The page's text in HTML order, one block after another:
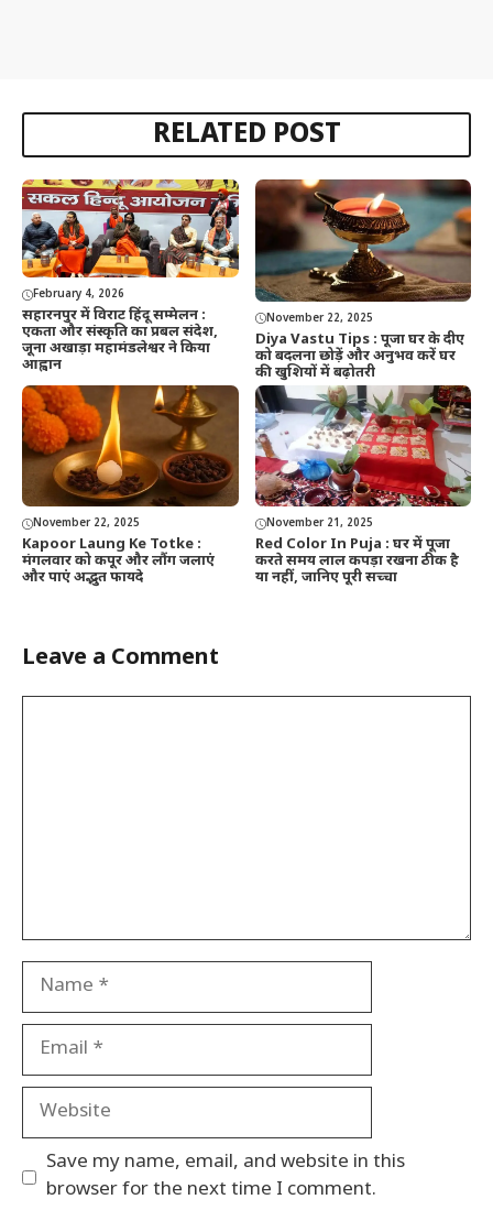
RELATED POST
February 4, 2026
सहारनपुर में विराट हिंदू सम्मेलन :
एकता और संस्कृति का प्रबल संदेश,
जूना अखाड़ा महामंडलेश्वर ने किया
आह्वान
November 22, 2025
Diya Vastu Tips : पूजा घर के दीए
को बदलना छोड़ें और अनुभव करें घर
की खुशियों में बढ़ोतरी
November 22, 2025
Kapoor Laung Ke Totke :
मंगलवार को कपूर और लौंग जलाएं
और पाएं अद्भुत फायदे
November 21, 2025
Red Color In Puja : घर में पूजा
करते समय लाल कपड़ा रखना ठीक है
या नहीं, जानिए पूरी सच्चा
Leave a Comment
Name
Email
Website
Save my name, email, and website in this
browser for the next time I comment.